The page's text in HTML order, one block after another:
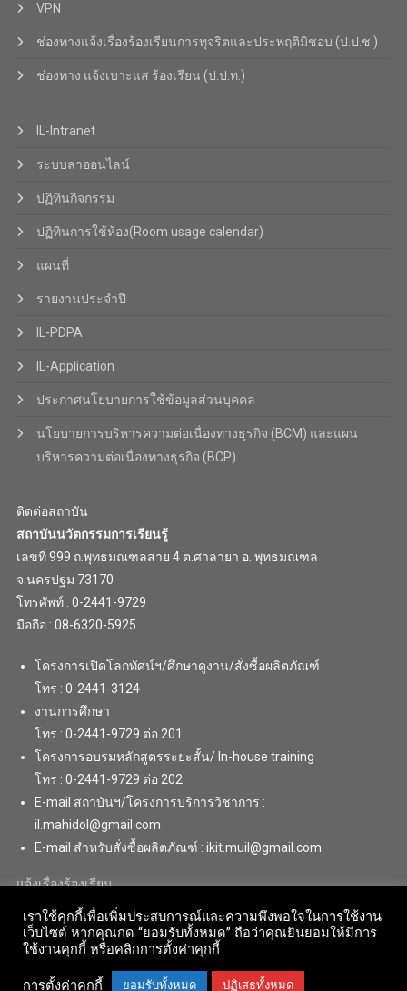
VPN
ช่องทางแจ้งเรื่องร้องเรียนการทุจริตและประพฤติมิชอบ (ป.ป.ช.)
ช่องทาง แจ้งเบาะแส ร้องเรียน (ป.ป.ท.)
IL-Intranet
ระบบลาออนไลน์
ปฏิทินกิจกรรม
ปฏิทินการใช้ห้อง(Room usage calendar)
แผนที่
รายงานประจำปี
IL-PDPA
IL-Application
ประกาศนโยบายการใช้ข้อมูลส่วนบุคคล
นโยบายการบริหารความต่อเนื่องทางธุรกิจ (BCM) และแผน
บริหารความต่อเนื่องทางธุรกิจ (BCP)
ติดต่อสถาบัน
สถาบันนวัตกรรมการเรียนรู้
เลขที่ 999 ถ.พุทธมณฑลสาย 4 ต.ศาลายา อ. พุทธมณฑล
จ.นครปฐม 73170
โทรศัพท์ : 0-2441-9729
มือถือ : 08-6320-5925
โครงการเปิดโลกทัศน์ฯ/ศึกษาดูงาน/สั่งซื้อผลิตภัณฑ์
โทร : 0-2441-3124
งานการศึกษา
โทร : 0-2441-9729 ต่อ 201
โครงการอบรมหลักสูตรระยะสั้น/ In-house training
โทร : 0-2441-9729 ต่อ 202
E-mail สถาบันฯ/โครงการบริการวิชาการ :
il.mahidol@gmail.com
E-mail สำหรับสั่งซื้อผลิตภัณฑ์ : ikit.muil@gmail.com
แจ้งเรื่องร้องเรียน
เราใช้คุกกี้เพื่อเพิ่มประสบการณ์และความพึงพอใจในการใช้งาน
เว็บไซต์ หากคุณกด “ยอมรับทั้งหมด” ถือว่าคุณยินยอมให้มีการ
ใช้งานคุกกี้ หรือคลิกการตั้งค่าคุกกี้
การตั้งค่าคุกกี้ ยอมรับทั้งหมด ปฏิเสธทั้งหมด